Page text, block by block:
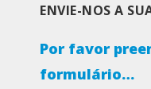
ENVIE-NOS A
Por favor
formulário…